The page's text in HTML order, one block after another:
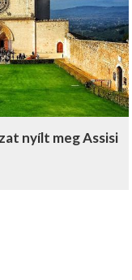
nyílt meg Assisi